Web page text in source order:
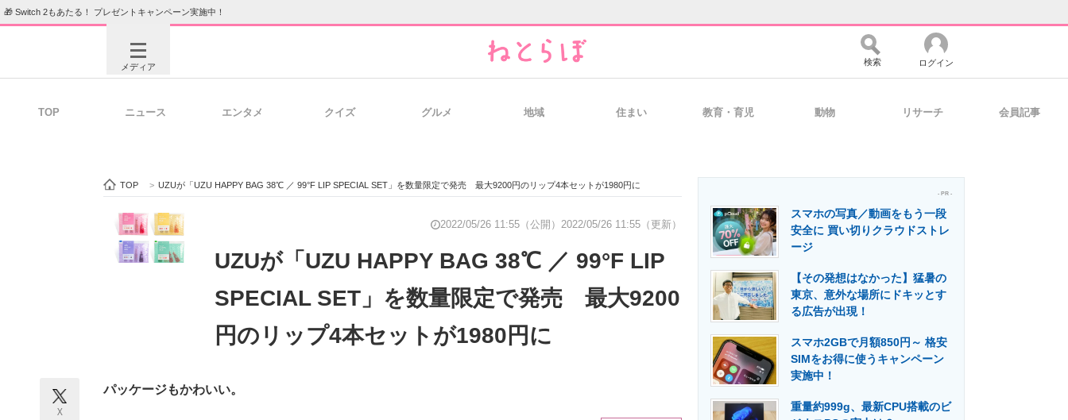
🎁 Switch 2もあたる！ プレゼントキャンペーン実施中！
メディア
ビジネスと働き方のヒント 経営リーダーのコミュニティ マーケ×ITの今がよく分かる
ITエンジニア向け専門サイト 企業向けIT製品の総合サイト IT製品の技術・比較・事例 製造業のIT導入・活用を支援
エネルギーの専門メディア 建設×テクノロジーの最前線
検索 ログイン
TOP ニュース エンタメ クイズ グルメ 地域 住まい 教育・育児 動物 リサーチ 会員記事
TOP > UZUが「UZU HAPPY BAG 38℃ ／ 99°F LIP SPECIAL SET」を数量限定で発売 最大9200円のリップ4本セットが1980円に
2022/05/26 11:55（公開） 2022/05/26 11:55（更新）
UZUが「UZU HAPPY BAG 38℃ ／ 99°F LIP
SPECIAL SET」を数量限定で発売 最大9200
円のリップ4本セットが1980円に
X
パッケージもかわいい。
- PR -
スマホの写真／動画をもう一段
安全に 買い切りクラウドストレ
ージ
【その発想はなかった】猛暑の
東京、意外な場所にドキッとす
る広告が出現！
スマホ2GBで月額850円～ 格安
SIMをお得に使うキャンペーン
実施中！
重量約999g、最新CPU搭載のビ